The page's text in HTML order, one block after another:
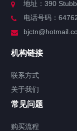
服务分类
签署类文件海牙
视频中心
地址：390
电话号码：
机构链接
联系方式
关于我们
常见问题
购买流程